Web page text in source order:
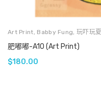
Art Print, Babby Fung, 玩吓玩夏
肥嘟嘟-A10 (Art Print)
$180.00